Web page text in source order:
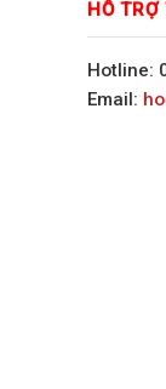
HỖ TRỢ
Hotline:
Email: